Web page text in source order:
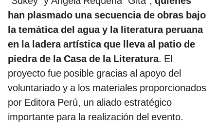
han plasmado una secuencia de obras bajo
la temática del agua y la literatura peruana
en la ladera artística que lleva al patio de
piedra de la Casa de la Literatura. El
proyecto fue posible gracias al apoyo del
voluntariado y a los materiales proporcionados
por Editora Perú, un aliado estratégico
importante para la realización del evento.